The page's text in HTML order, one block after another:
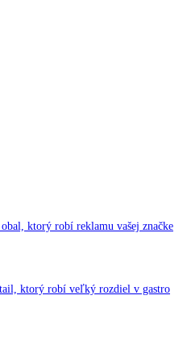
ktorý robí reklamu vašej značke
ktorý robí veľký rozdiel v gastro